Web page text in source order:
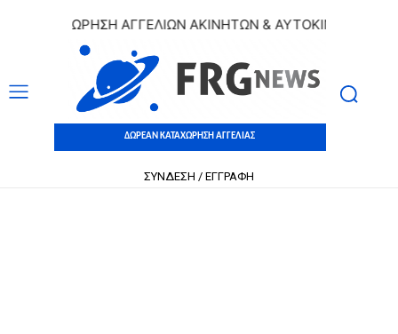
ΑΓΓΕΛΙΩΝ ΑΚΙΝΗΤΩΝ & ΑΥΤΟΚΙΝΗΤΩΝ |
ΔΩΡΕΑΝ ΚΑΤΑΧΩΡΗΣΗ ΑΓΓΕΛΙΑΣ
ΣΥΝΔΕΣΗ / ΕΓΓΡΑΦΗ